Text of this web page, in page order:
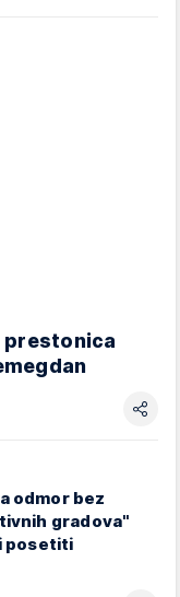
prestonica
odmor bez
gradova"
posetiti